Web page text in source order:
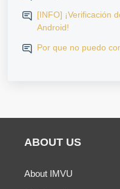
[INFO] ¡Verificación
Android!
Por que no puedo
ABOUT US
About IMVU